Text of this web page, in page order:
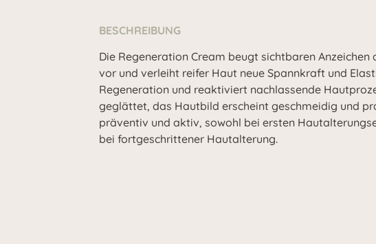
BESCHREIBUNG
Die Regeneration Cream beugt sichtbaren
vor und verleiht reifer Haut neue Spannkraft und
Regeneration und reaktiviert nachlassende
geglättet, das Hautbild erscheint geschmeidig und
präventiv und aktiv, sowohl bei ersten
bei fortgeschrittener Hautalterung.